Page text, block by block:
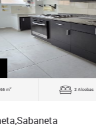
2.0 Baños